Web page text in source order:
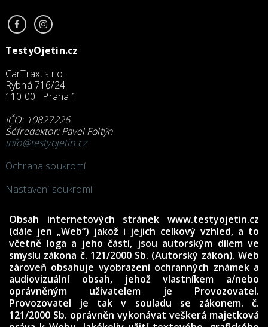
TestyOjetin.cz
CarTrax, s.r.o.
Rybná 716/24
110 00 Praha 1
IČO: 10827226
Šéfredaktor: Pavel Foltýn
info@testyojetin.cz
Ochrana soukromí
Nastavení soukromí
Obsah internetových stránek www.testyojetin.cz
(dále jen „Web“) jakož i jejich celkový vzhled, a to
včetně loga a jeho částí, jsou autorským dílem ve
smyslu zákona č. 121/2000 Sb. (Autorský zákon). Web
zároveň obsahuje vyobrazení ochranných známek a
audiovizuální obsah, jehož vlastníkem a/nebo
oprávněným uživatelem je Provozovatel.
Provozovatel je tak v souladu se zákonem. č.
121/2000 Sb. oprávněn vykonávat veškerá majetková